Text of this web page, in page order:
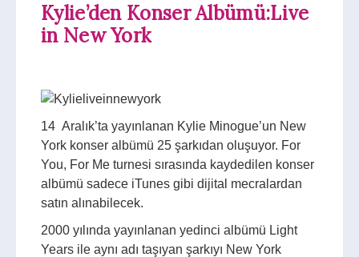
Kylie’den Konser Albümü:Live
in New York
14 Aralık’ta yayınlanan Kylie Minogue’un New
York konser albümü 25 şarkıdan oluşuyor. For
You, For Me turnesi sırasında kaydedilen konser
albümü sadece iTunes gibi dijital mecralardan
satın alınabilecek.
2000 yılında yayınlanan yedinci albümü Light
Years ile aynı adı taşıyan şarkıyı New York